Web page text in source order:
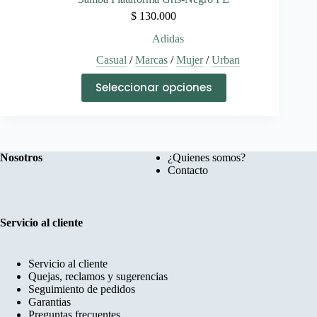
$ 130.000
Adidas
Casual /Marcas/Mujer/Urban
Seleccionar opciones
producto
tiene
opciones
se
Nosotros
¿Quienes somos?
Contacto
Servicio al cliente
Servicio al cliente
Quejas, reclamos y sugerencias
Seguimiento de pedidos
Garantias
Preguntas frecuentes